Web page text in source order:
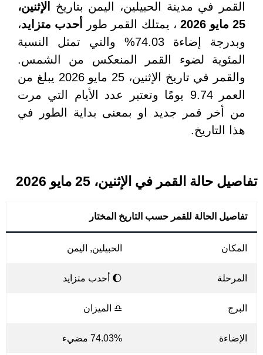
القمر في مدينة الحبيلين، اليمن بتاريخ
الإثنين،
25 مايو 2026
، يمتلك القمر طور أحدب متزايد،
وبدرجة إضاءة 74.03% والتي تمثل النسبة
المئوية لضوء القمر المنعكس من الشمس.
والقمر في تاريخ الإثنين، 25 مايو 2026 يبلغ من
العمر 9.74 يومًا وتعتبر عدد الأيام التي مرت
من أخر قمر جديد او بمعنى بداية الطور في
هذا التاريخ.
تفاصيل حالة القمر في الإثنين، 25 مايو 2026
تفاصيل الحالة للقمر حسب التاريخ المختار
المكان الحبيلين, اليمن
المرحلة 🌔 أحدب متزايد
البرج ♎ الميزان
الإضاءة 74.03% مضيء